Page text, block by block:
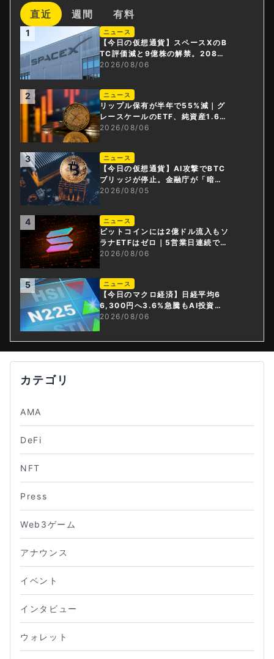
直近 週間 有料
1 ニュース
【今日の仮想通貨】スペースXのB
TC評価減と9億株の解禁。208億
円相当のBTCが盗難
2026/08/06
2 ニュース
リップル保有が半年で55%減｜グ
レースケールのETF、純資産1.6億
ドル減
2026/08/06
3 ニュース
【今日の仮想通貨】AI攻撃でBTC
ブリッジが停止。金融庁が「暗号
資産・ステーブルコイン課」新設
2026/08/05
4 ニュース
ビットコインには2億ドル流入もソ
ラナETFはゼロ｜5営業日連続で停
止
2026/08/06
5 ニュース
【今日のマクロ経済】日経平均6
6,300円へ3.6%急騰もAI投資回
収懸念が再燃
2026/08/06
カテゴリ
AMA
DeFi
NFT
Press
Web3ゲーム
アナウンス
イベント
インタビュー
ウォレット